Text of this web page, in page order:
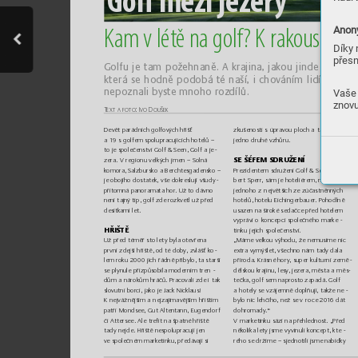
Díky
Devět parádních golfových hřišť
a19 sgolfem spolupracujících hotelů–
to je spol ečenství Gol f & Seen, Go lf a je‑
zera. Vregionu velkých jmen– Solná
komora, Salzbursko aBerchtesgadensko –
je obojího dostatek, vše dokreslují všudy‑
přítomná panoramata hor. Už to dávno
není tajný tip, golf zde rozkvetl už před
desítkami let.
HŘIŠTĚ
Už před téměř sto lety byla otevřena
první zdejší hřiště, od té doby, zvlášť ko ‑
lem roku 2000 jich řádně přibylo, ta starší
se plynule přizpůsobila moderním tren ‑
dům anárokům hráčů. Pracovali zde itak
slovutní borci, jako je Jack Nicklaus!
Knejvážnějším anejzajímavějším hřištím
patří Mondsee, Gut Altentann, Eugendorf
či Attersee. Ale trefit na špatné hřiště
tady nejd e. Hřiště nespo lupracují jen
ve společn ém marketinku, předávají si
zkušenosti s úpravou pl och a táhn
jedno druhé vzhůru.
SE ŠÉFEM SDRUŽENÍ
Prezidentem sdružení Golf & Seen je N
bert Sperr, sám je hoteliérem, majitelem
jednoho zn ejvět ších ze zúčastněnných
hotelů, hotelu Eichingerbauer. Pohodlně
usazen na široké sedačce před hotelem
vypráví okoncepci společného marke ‑
tinku jejich společenství.
„Máme velkou výhodu, že nemusíme nic
extra vymýšl et, všechno nám tady dala
příroda. Krásné hory, super kulturní země‑
dělskou krajinu, lesy, jezera, města aměs‑
tečka, gol f sem naprosto zapadá. Golf
ahotely se vzájemně doplňují, takže ne ‑
bylo nic lehčího, než se vroce 2016 dát
dohromady.“
Vmarketinku sází na přehlednost. „Před
několika lety jsme vyvinuli koncept, kte ‑
rého se držíme– sjednotili jsme nabídky
Gol fu je tam požehnaně. A kraj ina, j akou j inde n enaj
která se hod ně podobá té n aší, i chováním lidí
nepoznal i byste mnoho rozdíl ů.
Text a foto: Ivo Doušek
Kam vlétě na golf? Krakous